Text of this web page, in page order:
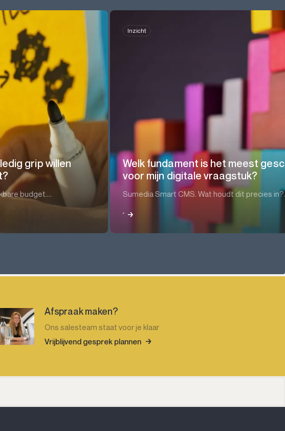
grip willen
budget....
Inzicht
Welk fundament is het meest
voor mijn digitale vraagstuk?
Sumedia Smart CMS. Wat houdt dit precies
Lees meer
Afspraak maken?
Ons salesteam staat voor je klaar
Vrijblijvend gesprek plannen